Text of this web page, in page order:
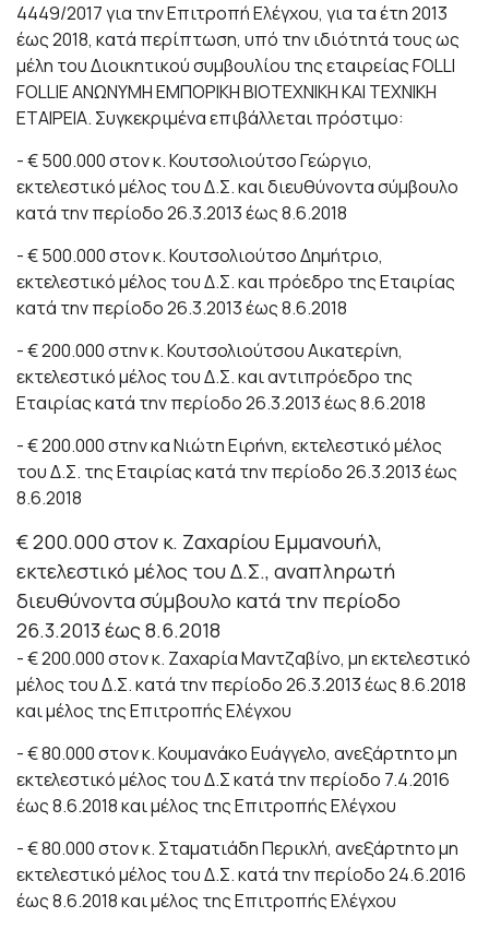
4449/2017 για την Επιτροπή Ελέγχου, για τα έτη 2013
έως 2018, κατά περίπτωση, υπό την ιδιότητά τους ως
μέλη του Διοικητικού συμβουλίου της εταιρείας FOLLI
FOLLIE ΑΝΩΝΥΜΗ ΕΜΠΟΡΙΚΗ ΒΙΟΤΕΧΝΙΚΗ ΚΑΙ ΤΕΧΝΙΚΗ
ΕΤΑΙΡΕΙΑ. Συγκεκριμένα επιβάλλεται πρόστιμο:
- € 500.000 στον κ. Κουτσολιούτσο Γεώργιο,
εκτελεστικό μέλος του Δ.Σ. και διευθύνοντα σύμβουλο
κατά την περίοδο 26.3.2013 έως 8.6.2018
- € 500.000 στον κ. Κουτσολιούτσο Δημήτριο,
εκτελεστικό μέλος του Δ.Σ. και πρόεδρο της Εταιρίας
κατά την περίοδο 26.3.2013 έως 8.6.2018
- € 200.000 στην κ. Κουτσολιούτσου Αικατερίνη,
εκτελεστικό μέλος του Δ.Σ. και αντιπρόεδρο της
Εταιρίας κατά την περίοδο 26.3.2013 έως 8.6.2018
- € 200.000 στην κα Νιώτη Ειρήνη, εκτελεστικό μέλος
του Δ.Σ. της Εταιρίας κατά την περίοδο 26.3.2013 έως
8.6.2018
€ 200.000 στον κ. Ζαχαρίου Εμμανουήλ,
εκτελεστικό μέλος του Δ.Σ., αναπληρωτή
διευθύνοντα σύμβουλο κατά την περίοδο
26.3.2013 έως 8.6.2018
- € 200.000 στον κ. Ζαχαρία Μαντζαβίνο, μη εκτελεστικό
μέλος του Δ.Σ. κατά την περίοδο 26.3.2013 έως 8.6.2018
και μέλος της Επιτροπής Ελέγχου
- € 80.000 στον κ. Κουμανάκο Ευάγγελο, ανεξάρτητο μη
εκτελεστικό μέλος του Δ.Σ κατά την περίοδο 7.4.2016
έως 8.6.2018 και μέλος της Επιτροπής Ελέγχου
- € 80.000 στον κ. Σταματιάδη Περικλή, ανεξάρτητο μη
εκτελεστικό μέλος του Δ.Σ. κατά την περίοδο 24.6.2016
έως 8.6.2018 και μέλος της Επιτροπής Ελέγχου